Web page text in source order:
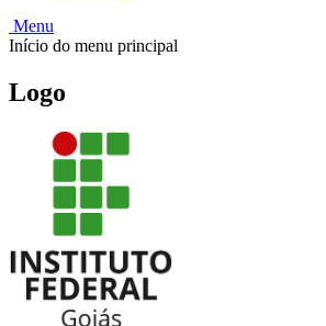
Menu
Início do menu principal
Logo